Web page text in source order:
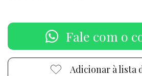
Fale com o
Adicionar à lista